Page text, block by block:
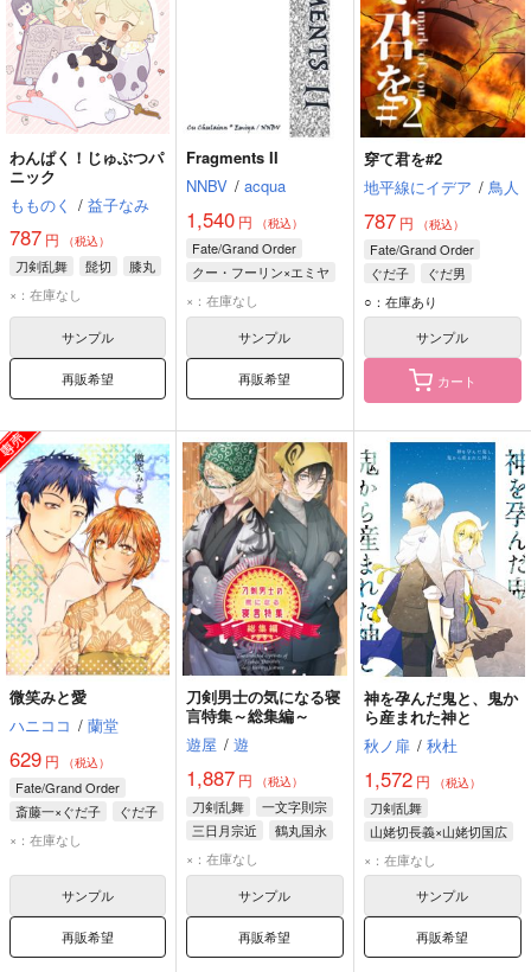
わんぱく！じゅぶつパ
ニック
もものく / 益子なみ
787 円 （税込）
刀剣乱舞 髭切
膝丸
×：在庫なし
サンプル
再販希望
Fragments II
NNBV / acqua
1,540 円 （税込）
Fate/Grand Order
クー・フーリン×エミヤ
クー・フーリン
エミヤ
×：在庫なし
サンプル
再販希望
穿て君を#2
地平線にイデア / 鳥人
787円 （税込）
Fate/Grand Order
ぐだ子
ぐだ男
○：在庫あり
サンプル
カート
微笑みと愛
ハニココ / 蘭堂
629 円 （税込）
Fate/Grand Order
斎藤一×ぐだ子
ぐだ子
斎藤一
×：在庫なし
サンプル
再販希望
刀剣男士の気になる寝
言特集～総集編～
遊屋 / 遊
1,887 円 （税込）
刀剣乱舞
一文字則宗
三日月宗近
鶴丸国永
×：在庫なし
サンプル
再販希望
神を孕んだ鬼と、鬼か
ら産まれた神と
秋ノ扉 / 秋杜
1,572円 （税込）
刀剣乱舞
山姥切長義×山姥切国広
山姥切長義
山姥切国広
×：在庫なし
サンプル
再販希望